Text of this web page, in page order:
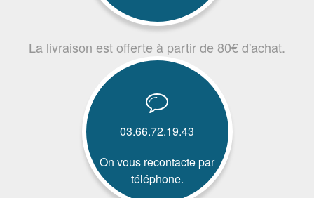
La livraison est offerte à partir de 80€ d'achat.
03.66.72.19.43
On vous recontacte par
téléphone.